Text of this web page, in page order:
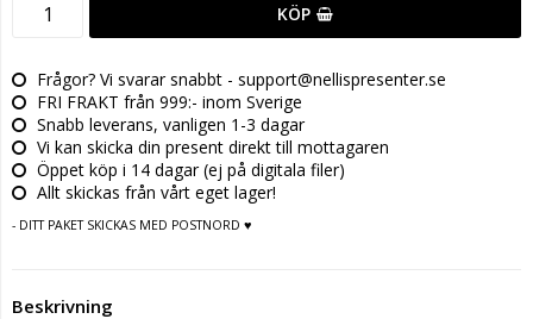
KÖP
Frågor? Vi svarar snabbt - support@nellispresenter.se
FRI FRAKT från 999:- inom Sverige
Snabb leverans, vanligen 1-3 dagar
Vi kan skicka din present direkt till mottagaren
Öppet köp i 14 dagar (ej på digitala filer)
Allt skickas från vårt eget lager!
- DITT PAKET SKICKAS MED POSTNORD ♥
Beskrivning